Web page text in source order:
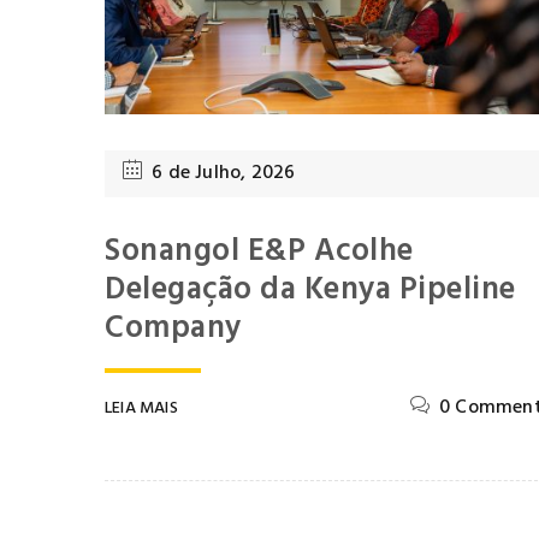
6 de Julho, 2026
Sonangol E&P Acolhe
Delegação da Kenya Pipeline
Company
LEIA MAIS 0